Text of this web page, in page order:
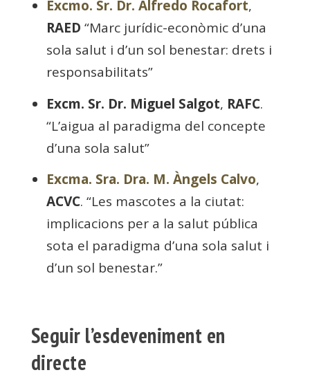
Excmo. Sr. Dr. Alfredo Rocafort,
RAED “Marc jurídic-econòmic d’una
sola salut i d’un sol benestar: drets i
responsabilitats”
Excm. Sr. Dr. Miguel Salgot, RAFC.
“L’aigua al paradigma del concepte
d’una sola salut”
Excma. Sra. Dra. M. Àngels Calvo,
ACVC. “Les mascotes a la ciutat:
implicacions per a la salut pública
sota el paradigma d’una sola salut i
d’un sol benestar.”
Seguir l’esdeveniment en
directe